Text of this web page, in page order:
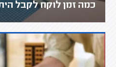
כמה זמן לוקח לקבל